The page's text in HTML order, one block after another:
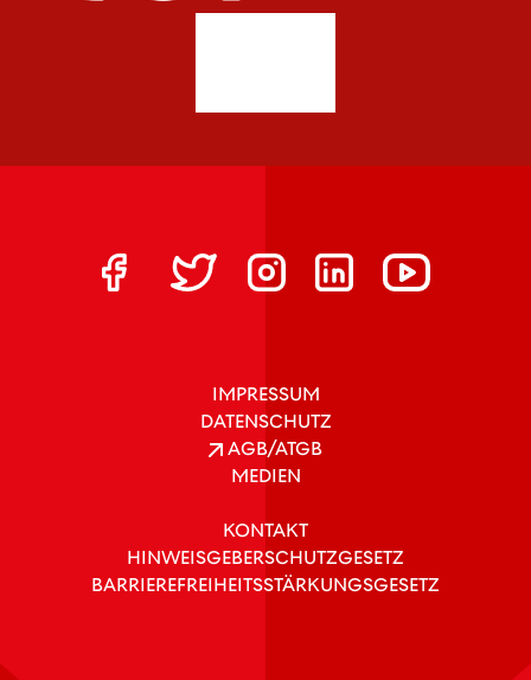
IMPRESSUM
DATENSCHUTZ
AGB/ATGB
MEDIEN
KONTAKT
HINWEISGEBERSCHUTZGESETZ
BARRIEREFREIHEITSSTÄRKUNGSGESETZ